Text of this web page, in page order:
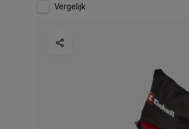
Vergelijk